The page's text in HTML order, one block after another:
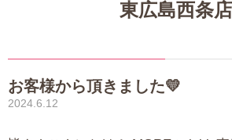
東広島西条店
お客様から頂きました💛
2024.6.12